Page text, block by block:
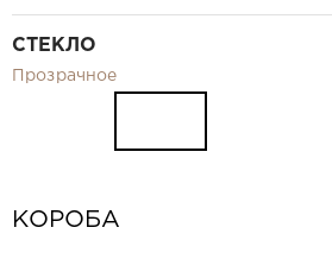
СТЕКЛО
Прозрачное
КОРОБА